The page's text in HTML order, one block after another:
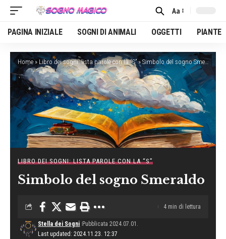
Font
Resizer
Aa
PAGINA INIZIALE SOGNI DI ANIMALI OGGETTI PIANTE
Home» Libro dei sogni: lista parole con la “S”»Simbolo del sogno Smeraldo
LIBRO DEI SOGNI: LISTA PAROLE CON LA “S”
Simbolo del sogno Smeraldo
Last updated: 2024.11.23. 12:37
Stella dei Sogni Pubblicata 2024.07.01.
4 min di lettura